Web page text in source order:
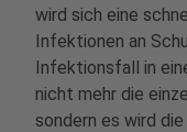
wird sich eine
Infektionen an
Infektionsfall in
nicht mehr die
sondern es wird